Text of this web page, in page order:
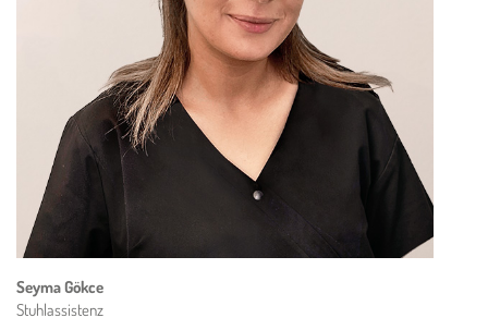
Seyma Gökce
Stuhlassistenz